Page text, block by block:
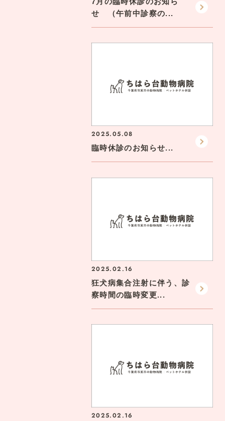
せ （午前中診察の...
2025.05.08
臨時休診のお知らせ...
2025.02.16
狂犬病集合注射に伴う、診
察時間の臨時変更...
2025.02.16